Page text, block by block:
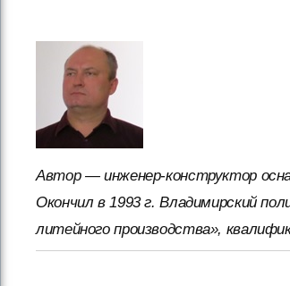
Автор — инженер-конструктор
Окончил в 1993 г. Владимирский
литейного производства»,